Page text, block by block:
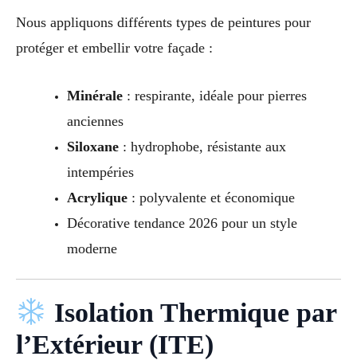
Nous appliquons différents types de peintures pour
protéger et embellir votre façade :
Minérale: respirante, idéale pour pierres
anciennes
Siloxane: hydrophobe, résistante aux
intempéries
Acrylique: polyvalente et économique
Décorative tendance 2026 pour un style
moderne
Isolation Thermique par
l’Extérieur (ITE)